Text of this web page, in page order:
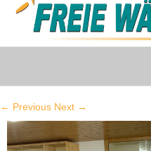
← Previous Next →